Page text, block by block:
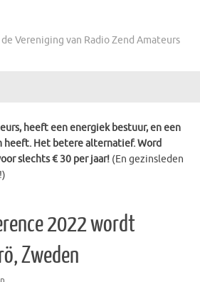
Vereniging van Radio Zend Amateurs
heeft een energiek bestuur, en een
heeft. Het betere alternatief. Word
slechts € 30 per jaar! (En gezinsleden
2022 wordt
Zweden